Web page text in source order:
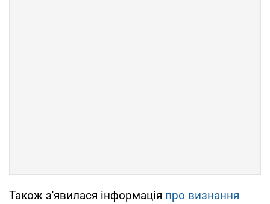
Також з'явилася інформація про визнання